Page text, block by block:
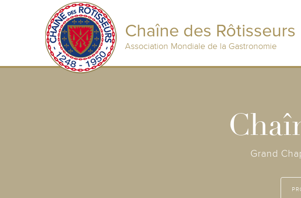
Chaîne des Rôtisseurs
Association Mondiale de la Gastronomie
Grand